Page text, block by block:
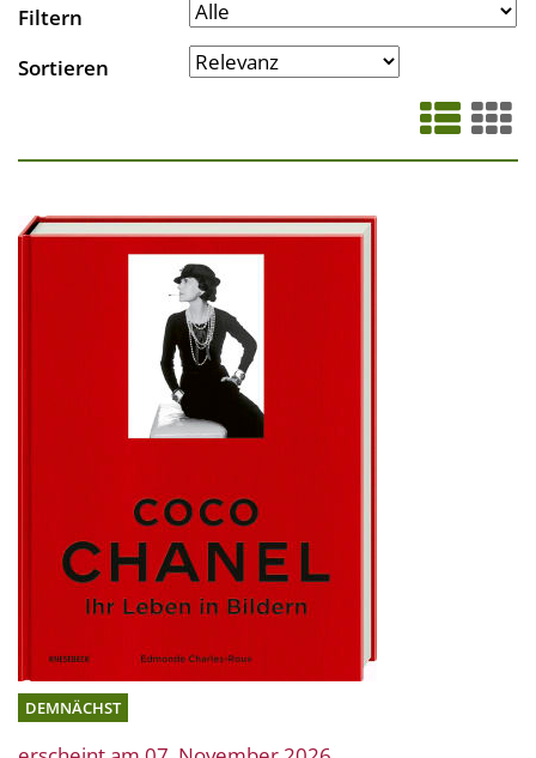
Filtern
Sortieren
DEMNÄCHST